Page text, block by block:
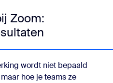
Zoom:
wordt niet bepaald
hoe je teams ze